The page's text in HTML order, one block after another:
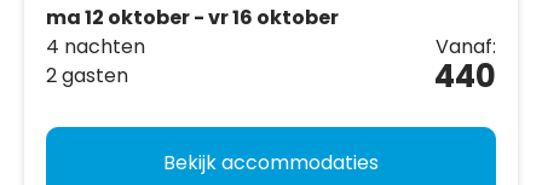
ma 12 oktober - vr 16 oktober
4 nachten
2 gasten
Vanaf:
440
Bekijk accommodaties